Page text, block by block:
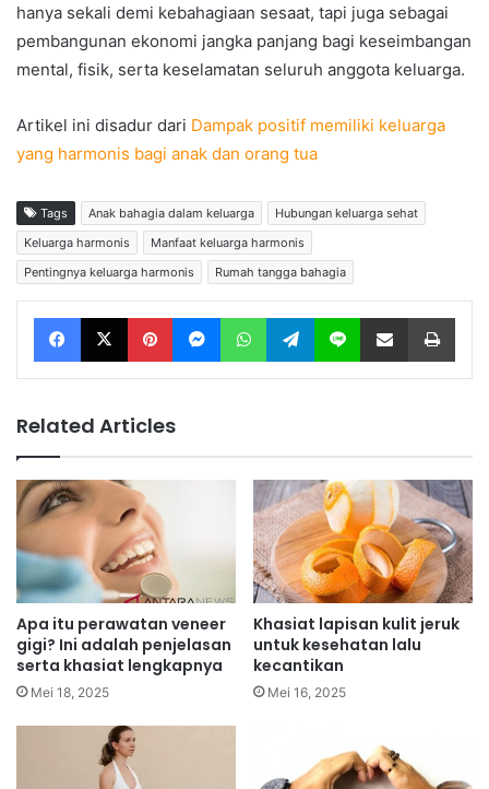
hanya sekali demi kebahagiaan sesaat, tapi juga sebagai
pembangunan ekonomi jangka panjang bagi keseimbangan
mental, fisik, serta keselamatan seluruh anggota keluarga.
Artikel ini disadur dari Dampak positif memiliki keluarga
yang harmonis bagi anak dan orang tua
Tags Anak bahagia dalam keluarga
Hubungan keluarga sehat
Keluarga harmonis
Manfaat keluarga harmonis
Pentingnya keluarga harmonis
Rumah tangga bahagia
Facebook X Pinterest Messenger WhatsApp Telegram Line Share via Email
Related Articles
Apa itu perawatan veneer
gigi? Ini adalah penjelasan
serta khasiat lengkapnya
Mei 18, 2025
Khasiat lapisan kulit jeruk
untuk kesehatan lalu
kecantikan
Mei 16, 2025